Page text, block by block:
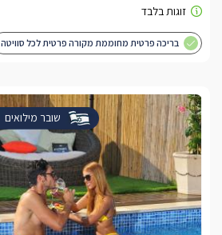
בריכה פרטית מחוממת מקורה פרטית לכל סוויטה
שובר מילואים